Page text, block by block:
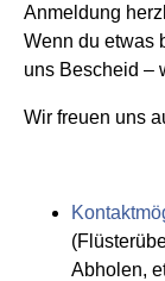
Anmeldung
Wenn du etwas
uns Bescheid –
Wir freuen uns
Abholen,